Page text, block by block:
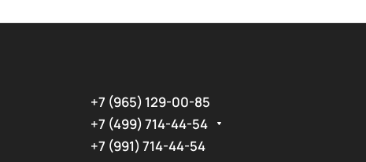
+7 (965) 129-00-85
+7 (499) 714-44-54
+7 (991) 714-44-54